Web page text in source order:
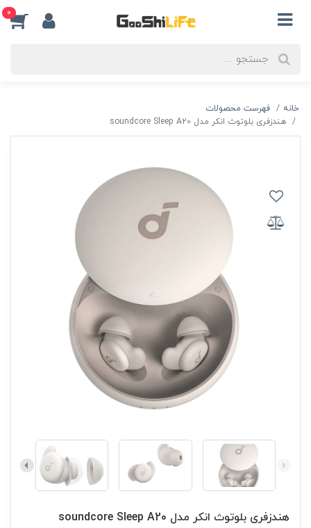
0
خانه
فهرست محصولات
هندزفری بلوتوث انکر مدل soundcore Sleep A20
هندزفری بلوتوث انکر مدل soundcore Sleep A20